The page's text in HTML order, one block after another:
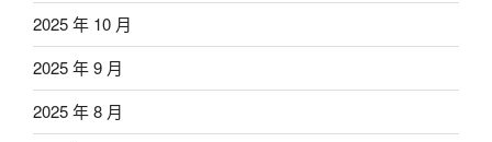
2025 年 10 月
2025 年 9 月
2025 年 8 月